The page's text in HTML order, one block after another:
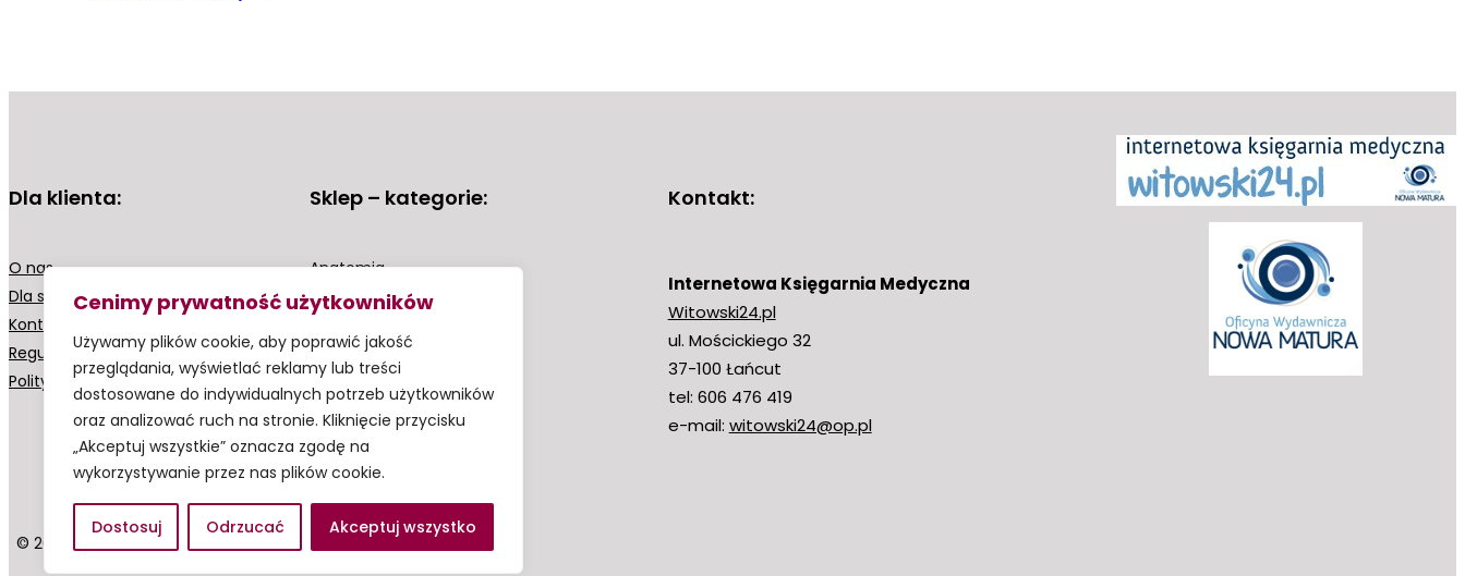
Cenimy prywatność użytkowników
Używamy plików cookie, aby poprawić jakość
przeglądania, wyświetlać reklamy lub treści
dostosowane do indywidualnych potrzeb użytkowników
oraz analizować ruch na stronie. Kliknięcie przycisku
„Akceptuj wszystkie” oznacza zgodę na
wykorzystywanie przez nas plików cookie.
Dostosuj Odrzucać Akceptuj wszystko
Dla klienta:
O nas
Dla szkół
Kontakt z nami
Regulamin
Polityka prywatności
Sklep – kategorie:
Anatomia
Biologia
Chemia – Witowski
Chemia ogólna i biochemia
Fizyka
Matematyka
Kontakt:
Internetowa Księgarnia Medyczna
Witowski24.pl
ul. Mościckiego 32
37-100 Łańcut
tel: 606 476 419
e-mail: witowski24@op.pl
© 2023 by Witowski24.pl – Made by Adam Nazimek